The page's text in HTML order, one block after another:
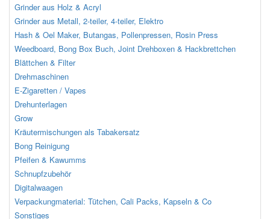
Grinder aus Holz & Acryl
Grinder aus Metall, 2-teiler, 4-teiler, Elektro
Hash & Oel Maker, Butangas, Pollenpressen, Rosin Press
Weedboard, Bong Box Buch, Joint Drehboxen & Hackbrettchen
Blättchen & Filter
Drehmaschinen
E-Zigaretten / Vapes
Drehunterlagen
Grow
Kräutermischungen als Tabakersatz
Bong Reinigung
Pfeifen & Kawumms
Schnupfzubehör
Digitalwaagen
Verpackungmaterial: Tütchen, Cali Packs, Kapseln & Co
Sonstiges